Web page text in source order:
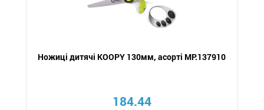
Ножиці дитячі KOOPY 130мм, асорті MP.137910
184.44